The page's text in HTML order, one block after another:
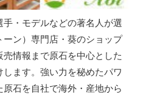
・モデルなどの著名人が選
ン）専門店・葵のショップ
情報まで原石を中心とした
ます。強い力を秘めたパワ
石を自社で海外・産地から